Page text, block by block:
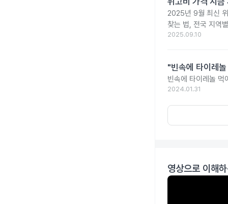
2025년 9월 최신
찾는 법, 전국 지역
2025.09.10
"빈속에 타이레
빈속에 타이레놀 먹
2024.01.31
영상으로 이해